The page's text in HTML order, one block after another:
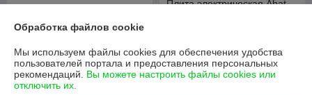
ЭП-4ЖШ-01
4 344,79руб.
4 573,46 руб.
Плита электрическая Abat
4 103,62руб.
4 319,60 руб.
Обработка файлов cookie
Мы используем файлы cookies для обеспечения удобства
пользователей портала и предоставления персональных
рекомендаций. Вы можете настроить файлы cookies или
отключить их.